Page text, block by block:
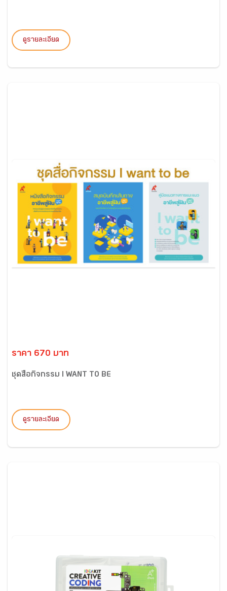
ดูรายละเอียด
ราคา 670 บาท
ชุดสื่อกิจกรรม I WANT TO BE
ดูรายละเอียด